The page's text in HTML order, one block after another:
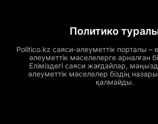
Политико
Politico.kz саяси-әлеуметтік порталы –
әлеуметтік мәселелерге арналған
Еліміздегі саяси жағдайлар,
әлеуметтік мәселелер біздің
қалмайды.